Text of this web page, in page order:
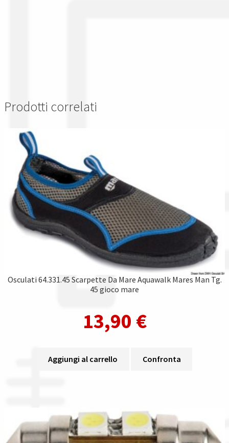
Prodotti correlati
Osculati 64.331.45 Scarpette Da Mare Aquawalk Mares Man Tg.
45 gioco mare
13,90 €
Aggiungi al carrello Confronta